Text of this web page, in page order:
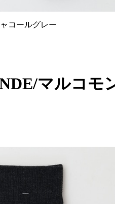
コールグレー
マルコモ